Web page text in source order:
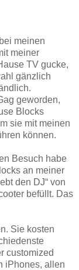
meinen
meiner
TV gucke,
gänzlich
geworden,
Blocks
sie mit meinen
können.
Besuch habe
an meiner
den DJ“ von
befüllt. Das
Sie kosten
customized
iPhones, allen